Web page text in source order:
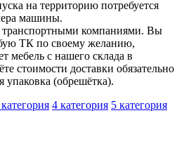
на территорию потребуется
машины.
транспортными компаниями. Вы
ТК по своему желанию,
мебель с нашего склада в
стоимости доставки обязательно
упаковка (обрешётка).
4 категория 5 категория